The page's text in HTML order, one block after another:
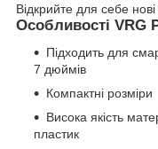
Відкрийте для себе
Особливості VRG
Підходить для
7 дюймів
Компактні розміри
Висока якість
пластик